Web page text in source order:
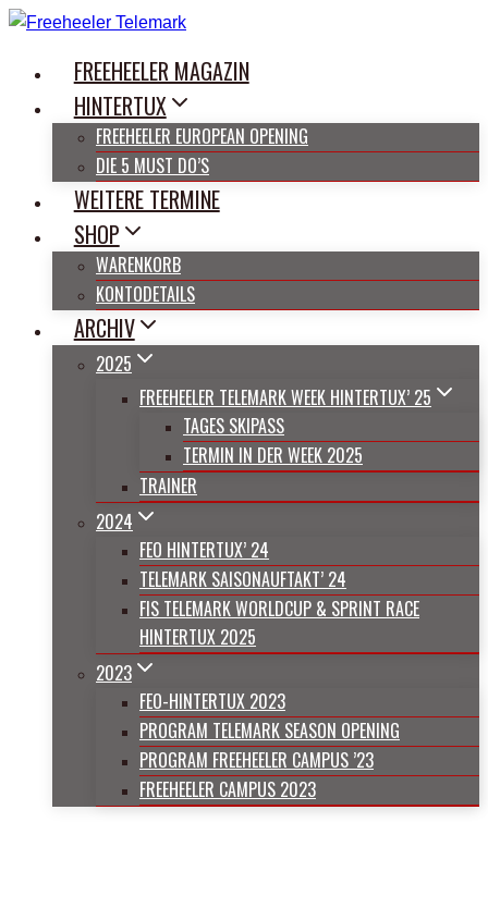
Zum
springen FREEHEELER MAGAZIN
HINTERTUX
FREEHEELER EUROPEAN OPENING
DIE 5 MUST DO’S
WEITERE TERMINE
SHOP
WARENKORB
KONTODETAILS
ARCHIV
2025
FREEHEELER TELEMARK WEEK HINTERTUX’ 25
TAGES SKIPASS
TERMIN IN DER WEEK 2025
TRAINER
2024
FEO HINTERTUX’ 24
TELEMARK SAISONAUFTAKT’ 24
FIS TELEMARK WORLDCUP & SPRINT RACE
HINTERTUX 2025
2023
FEO-HINTERTUX 2023
PROGRAM TELEMARK SEASON OPENING
PROGRAM FREEHEELER CAMPUS ’23
FREEHEELER CAMPUS 2023